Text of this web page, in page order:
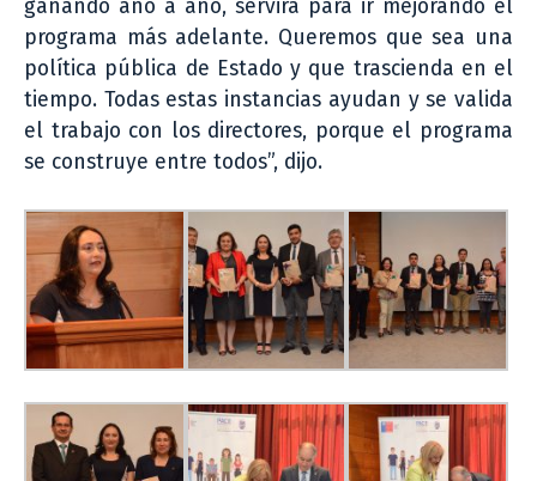
ganando año a año, servirá para ir mejorando el
programa más adelante. Queremos que sea una
política pública de Estado y que trascienda en el
tiempo. Todas estas instancias ayudan y se valida
el trabajo con los directores, porque el programa
se construye entre todos”, dijo.